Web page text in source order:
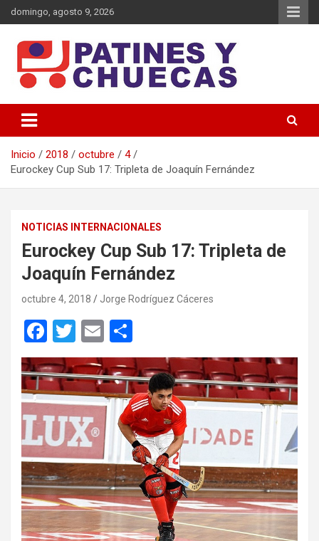
Saltar
al
domingo, agosto 9, 2026
Patines y Chuecas
Inicio 2018 octubre
4
Eurockey Cup Sub 17: Tripleta de Joaquín Fernández
NOTICIAS INTERNACIONALES
Eurockey Cup Sub 17: Tripleta de
Joaquín Fernández
octubre 4, 2018 Jorge Rodríguez Cáceres
F
a
ce
b
o
o
k
T
wi
tt
er
E
m
ail
o
m
p
ar
tir